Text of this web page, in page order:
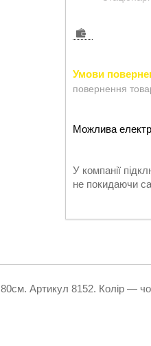
повернення
У компанії
не покидаючи
Артикул 8152. Колір —